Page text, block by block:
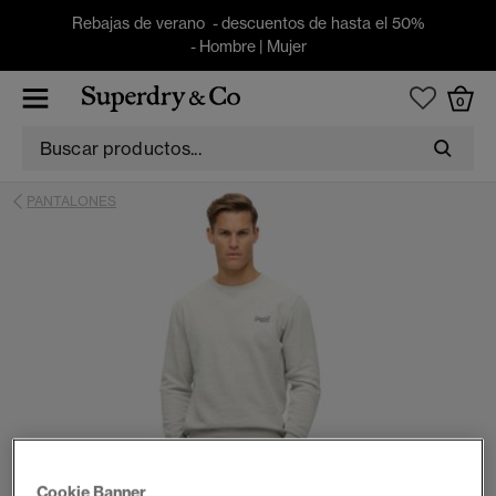
Rebajas de verano - descuentos de hasta el 50%
- Hombre| Mujer
0
PANTALONES
Cookie Banner